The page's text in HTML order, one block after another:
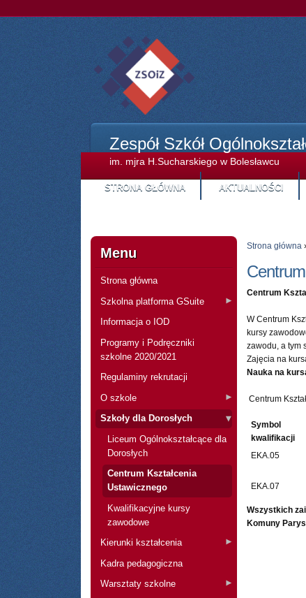
Zespół Szkół
im. mjra H.Sucharskiego w Bolesławcu
STRONA GŁÓWNA AKTUALNOŚCI
Menu
Strona główna
Szkolna platforma GSuite
Informacja o IOD
Programy i Podręczniki
szkolne 2020/2021
Regulaminy rekrutacji
O szkole
Szkoły dla Dorosłych
Liceum Ogólnokształcące dla
Dorosłych
Centrum Kształcenia
Ustawicznego
Kwalifikacyjne kursy
zawodowe
Kierunki kształcenia
Kadra pedagogiczna
Warsztaty szkolne
Strona główna
Centrum
W Centrum
kursy
zawodu, a tym
Zajęcia na
Nauka na
Centrum
Symbol
kwalifikacji
EKA.05
EKA.07
Wszystkich
Komuny